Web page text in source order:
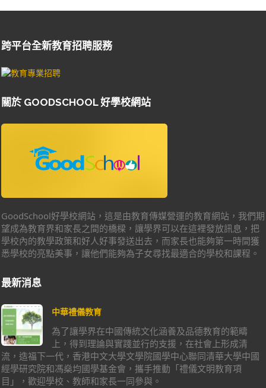
跨平台全新教育招聘服務
關於 GOODSCHOOL 好學校網站
GoodSchool好學校網站，這是由教育傳媒營運的教育網站，我們期
望成為教育界和家長之間的橋樑，讓學界可以在這裡發放訊息，把
學校內的教學政策和好人好事發送出去，而家長也能夠第一時間獲
悉學校的亮點美事，讓他們能夠為子女尋找最適合的學校和課程。
最新消息
中華禮儀教育
為了讓學界在中國傳統文化涵養及品德教育的範疇
上，得到理論與實踐並行的支援，在社會上形成清
流，造福下一代，香港中文大學文學院國學中心聯同清華大學中國
經學研究院和馮燊均國學基金會，攜手推動「禮儀文明教育項
目」，歡迎學校、教師和家長一同參與。